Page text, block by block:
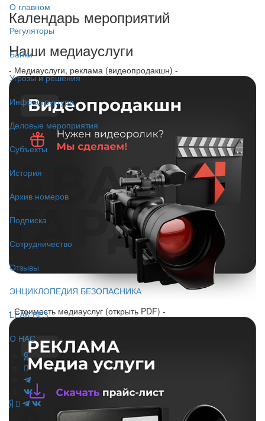
О главном
Регуляторы
Банки
Угрозы и решения
Инфраструктура
Деловые мероприятия
Субъекты
История
Архив номеров
Подписка
Сотрудничество
Отзывы
ЭНЦИКЛОПЕДИЯ БЕЗОПАСНИКА
LEAK-БЕЗ
О НАС
Календарь мероприятий
Наши медиауслуги
- Медиауслуги, реклама (видеопродакшн) -
- Стоимость медиауслуг (открыть PDF) -